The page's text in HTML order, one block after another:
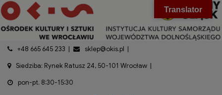
treści
Skip
to
content
+48 665 645 233
sklep@okis.pl
Siedziba: Rynek Ratusz 24, 50-101 Wrocław
pon-pt. 8:30-15:30
Translator